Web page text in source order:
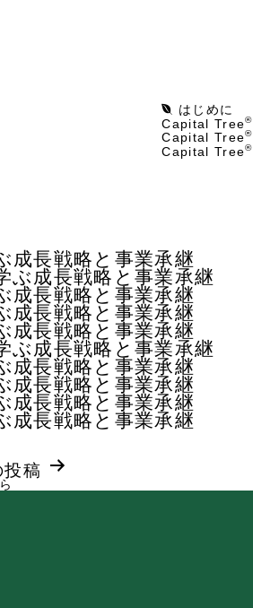
はじめに
Capital Tree®
Capital Tree®
Capital Tree®
成長戦略と事業承継
ぶ成長戦略と事業承継
成長戦略と事業承継
成長戦略と事業承継
成長戦略と事業承継
ぶ成長戦略と事業承継
成長戦略と事業承継
成長戦略と事業承継
成長戦略と事業承継
成長戦略と事業承継
投稿